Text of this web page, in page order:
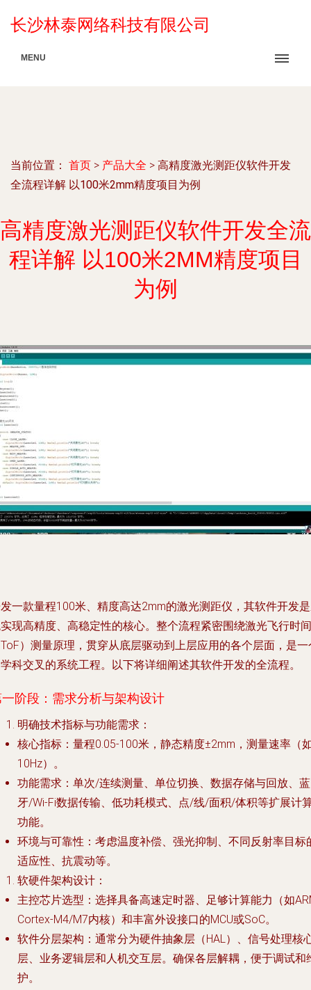
长沙林泰网络科技有限公司
MENU
当前位置： 首页 > 产品大全 > 高精度激光测距仪软件开发
全流程详解 以100米2mm精度项目为例
高精度激光测距仪软件开发全流
程详解 以100米2MM精度项目
为例
一款量程100米、精度高达2mm的激光测距仪，其软件开发
现高精度、高稳定性的核心。整个流程紧密围绕激光飞行时间
）测量原理，贯穿从底层驱动到上层应用的各个层面，是一
科交叉的系统工程。以下将详细阐述其软件开发的全流程。
阶段：需求分析与架构设计
明确技术指标与功能需求 ：
核心指标 ：量程0.05-100米，静态精度±2mm，测量速率（
10Hz）。
功能需求 ：单次/连续测量、单位切换、数据存储与回放、蓝
牙/Wi-Fi数据传输、低功耗模式、点/线/面积/体积等扩展计
功能。
环境与可靠性 ：考虑温度补偿、强光抑制、不同反射率目标
适应性、抗震动等。
软硬件架构设计 ：
主控芯片选型 ：选择具备高速定时器、足够计算能力（如
Cortex-M4/M7内核）和丰富外设接口的MCU或SoC。
软件分层架构 ：通常分为硬件抽象层（HAL）、信号处理核
层、业务逻辑层和人机交互层。确保各层解耦，便于调试和
护。